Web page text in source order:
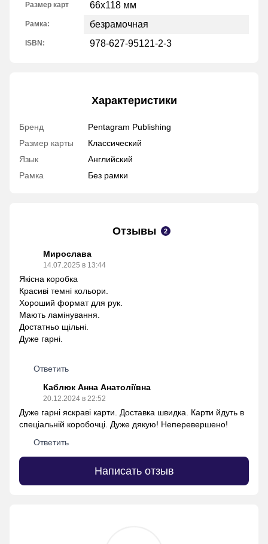
Размер карт 66x118 мм
Рамка: безрамочная
ISBN: 978-627-95121-2-3
Характеристики
Бренд
Pentagram Publishing
Размер карты
Классический
Язык
Английский
Рамка
Без рамки
Отзывы 2
Мирослава
14.07.2025 в 13:44
Якісна коробка
Красиві темні кольори.
Хороший формат для рук.
Мають ламінування.
Достатньо щільні.
Дуже гарні.
Ответить
Каблюк Анна Анатоліївна
20.12.2024 в 22:52
Дуже гарні яскраві карти. Доставка швидка. Карти йдуть в
спеціальній коробочці. Дуже дякую! Неперевершено!
Ответить
Написать отзыв